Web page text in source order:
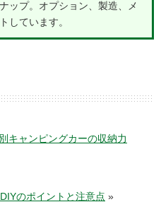
ップ。オプション、製造、メ
しています。
キャンピングカーの収納力
のポイントと注意点 »